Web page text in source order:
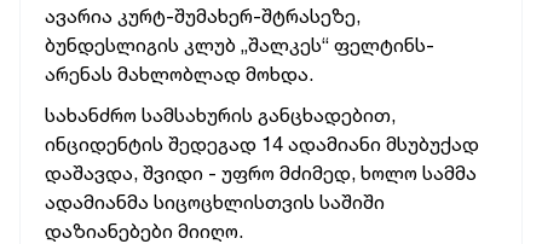
ავარია კურტ-შუმახერ-შტრასეზე,
ბუნდესლიგის კლუბ „შალკეს“ ფელტინს-
არენას მახლობლად მოხდა.
სახანძრო სამსახურის განცხადებით,
ინციდენტის შედეგად 14 ადამიანი მსუბუქად
დაშავდა, შვიდი - უფრო მძიმედ, ხოლო სამმა
ადამიანმა სიცოცხლისთვის საშიში
დაზიანებები მიიღო.